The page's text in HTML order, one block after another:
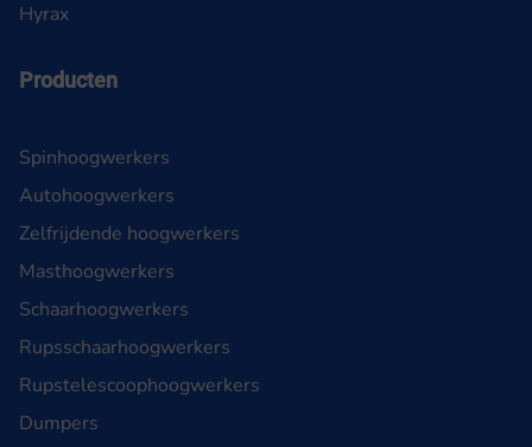
Hyrax
Producten
Spinhoogwerkers
Autohoogwerkers
Zelfrijdende hoogwerkers
Masthoogwerkers
Schaarhoogwerkers
Rupsschaarhoogwerkers
Rupstelescoophoogwerkers
Dumpers